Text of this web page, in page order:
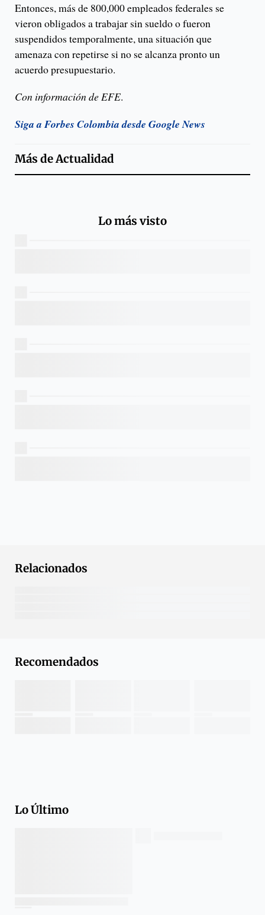
Entonces, más de 800,000 empleados federales se
vieron obligados a trabajar sin sueldo o fueron
suspendidos temporalmente, una situación que
amenaza con repetirse si no se alcanza pronto un
acuerdo presupuestario.
Con información de EFE.
Siga a Forbes Colombia desde Google News
Más deActualidad
Lo más visto
Relacionados
Recomendados
Lo Último